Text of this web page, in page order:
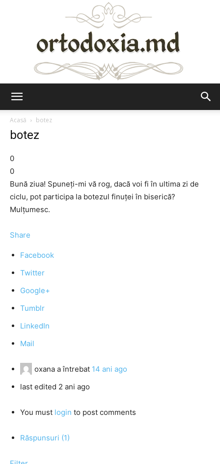
Acasă
botez
botez
0
0
Bună ziua! Spuneți-mi vă rog, dacă voi fi în ultima zi de
ciclu, pot participa la botezul finuței în biserică?
Mulțumesc.
Share
Facebook
Twitter
Google+
Tumblr
LinkedIn
Mail
oxana a întrebat 14 ani ago
last edited 2 ani ago
You must login to post comments
Răspunsuri (1)